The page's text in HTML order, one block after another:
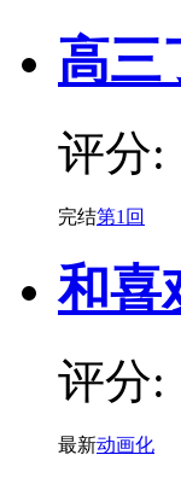
高三
评分:
完结第1回
和喜
评分:
最新动画化